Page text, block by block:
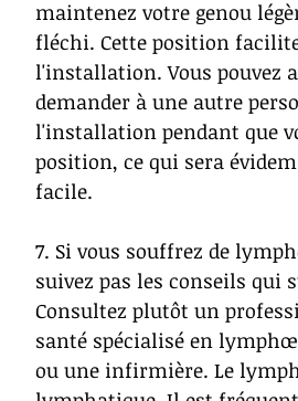
maintenez votre genou
fléchi. Cette position
l'installation. Vous pouvez
demander à une autre
l'installation pendant que
position, ce qui sera
facile.
7. Si vous souffrez de
suivez pas les conseils qui
Consultez plutôt un
santé spécialisé en
ou une infirmière. Le